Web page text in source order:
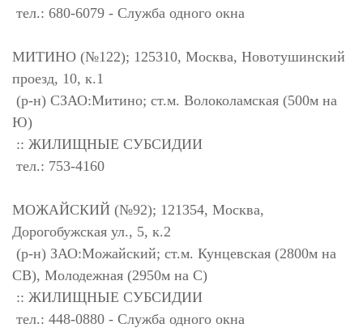
тел.: 680-6079 - Служба одного окна
МИТИНО (№122); 125310, Москва, Новотушинский
проезд, 10, к.1
(р-н) СЗАО:Митино; ст.м. Волоколамская (500м на
Ю)
:: ЖИЛИЩНЫЕ СУБСИДИИ
тел.: 753-4160
МОЖАЙСКИЙ (№92); 121354, Москва,
Дорогобужская ул., 5, к.2
(р-н) ЗАО:Можайский; ст.м. Кунцевская (2800м на
СВ), Молодежная (2950м на С)
:: ЖИЛИЩНЫЕ СУБСИДИИ
тел.: 448-0880 - Служба одного окна